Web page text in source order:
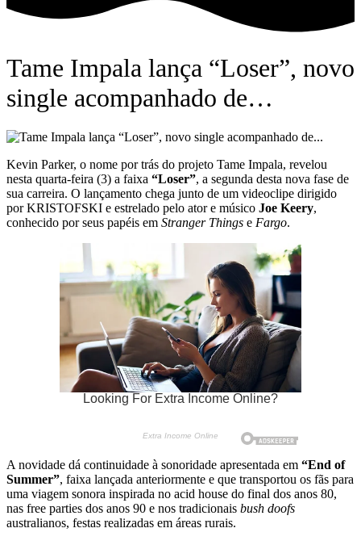
Tame Impala lança “Loser”, novo
single acompanhado de…
Kevin Parker, o nome por trás do projeto Tame Impala, revelou
nesta quarta-feira (3) a faixa “Loser”, a segunda desta nova fase de
sua carreira. O lançamento chega junto de um videoclipe dirigido
por KRISTOFSKI e estrelado pelo ator e músico Joe Keery,
conhecido por seus papéis em Stranger Things e Fargo.
A novidade dá continuidade à sonoridade apresentada em “End of
Summer”, faixa lançada anteriormente e que transportou os fãs para
uma viagem sonora inspirada no acid house do final dos anos 80,
nas free parties dos anos 90 e nos tradicionais bush doofs
australianos, festas realizadas em áreas rurais.